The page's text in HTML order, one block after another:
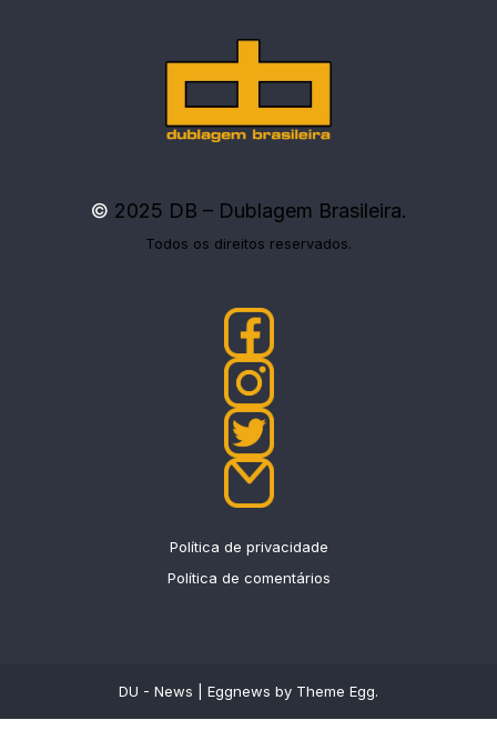
© 2025 DB – Dublagem Brasileira.
Todos os direitos reservados.
Política de privacidade
Política de comentários
DU - News Eggnews by Theme Egg.